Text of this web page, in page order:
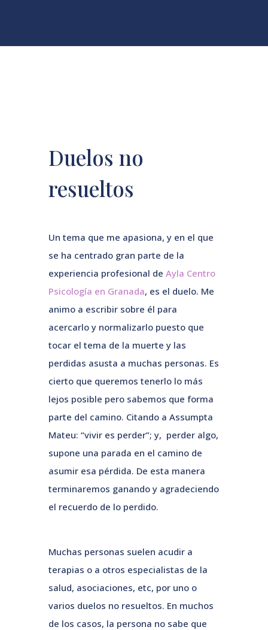
Duelos no
resueltos
Un tema que me apasiona, y en el que
se ha centrado gran parte de la
experiencia profesional de Ayla Centro
Psicología en Granada, es el duelo. Me
animo a escribir sobre él para
acercarlo y normalizarlo puesto que
tocar el tema de la muerte y las
perdidas asusta a muchas personas. Es
cierto que queremos tenerlo lo más
lejos posible pero sabemos que forma
parte del camino. Citando a Assumpta
Mateu: “vivir es perder”; y, perder algo,
supone una parada en el camino de
asumir esa pérdida. De esta manera
terminaremos ganando y agradeciendo
el recuerdo de lo perdido.
Muchas personas suelen acudir a
terapias o a otros especialistas de la
salud, asociaciones, etc, por uno o
varios duelos no resueltos. En muchos
de los casos, la persona no sabe que